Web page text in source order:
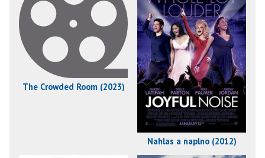
The Crowded Room (2023)
Nahlas a naplno (2012)